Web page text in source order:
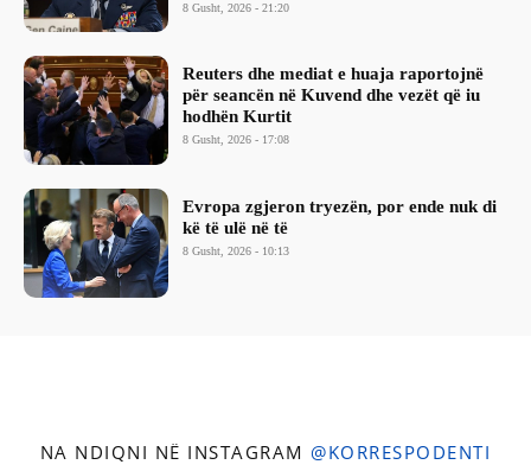
8 Gusht, 2026 - 21:20
Reuters dhe mediat e huaja raportojnë
për seancën në Kuvend dhe vezët që iu
hodhën Kurtit
8 Gusht, 2026 - 17:08
Evropa zgjeron tryezën, por ende nuk di
kë të ulë në të
8 Gusht, 2026 - 10:13
NA NDIQNI NË INSTAGRAM @KORRESPODENTI